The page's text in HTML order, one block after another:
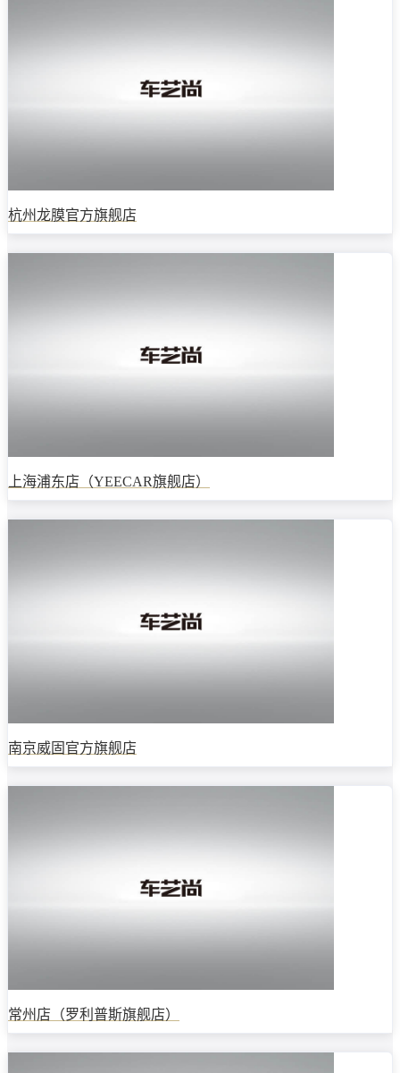
杭州龙膜官方旗舰店
上海浦东店（YEECAR旗舰店）
南京威固官方旗舰店
常州店（罗利普斯旗舰店）